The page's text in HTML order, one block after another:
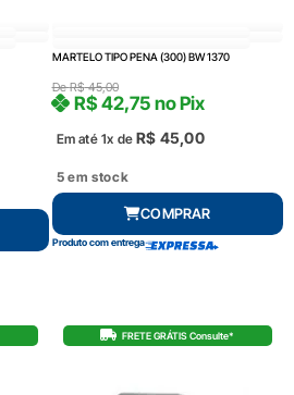
MARTELO TIPO PENA (300) BW 1370
DeR$45,00
Em até 1x de R$ 45,00
R$42,75 no Pix
5 em stock
COMPRAR
Produto com entrega
FRETE GRÁTIS Consulte*